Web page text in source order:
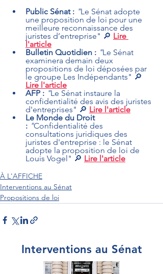
Public Sénat : "Le Sénat adopte
une proposition de loi pour une
meilleure reconnaissance des
juristes d’entreprise" 🔎 Lire
l'article
Bulletin Quotidien : "Le Sénat
examinera demain deux
propositions de loi déposées par
le groupe Les Indépendants" 🔎
Lire l'article
AFP : "Le Sénat instaure la
confidentialité des avis des juristes
d'entreprises" 🔎 Lire l'article
Le Monde du Droit
: "Confidentialité des
consultations juridiques des
juristes d'entreprise : le Sénat
adopte la proposition de loi de
Louis Vogel" 🔎 Lire l'article
À L'AFFICHE
Interventions au Sénat
Propositions de loi
Interventions au Sénat